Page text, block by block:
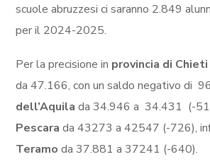
scuole abruzzesi ci saranno 2.849
per il 2024-2025.
Per la precisione in provincia di Chieti
da 47.166, con un saldo negativo di
dell’Aquila da 34.946 a 34.431 (-
Pescara da 43273 a 42547 (-726),
Teramo da 37.881 a 37241 (-640).